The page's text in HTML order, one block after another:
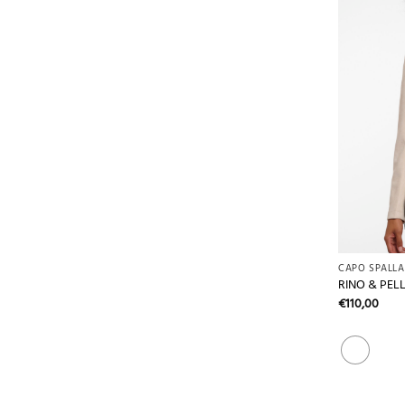
CAPO SPALLA
RINO &
€110,00